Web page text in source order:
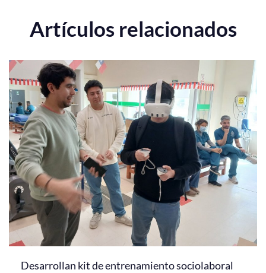
Artículos relacionados
Desarrollan kit de entrenamiento sociolaboral